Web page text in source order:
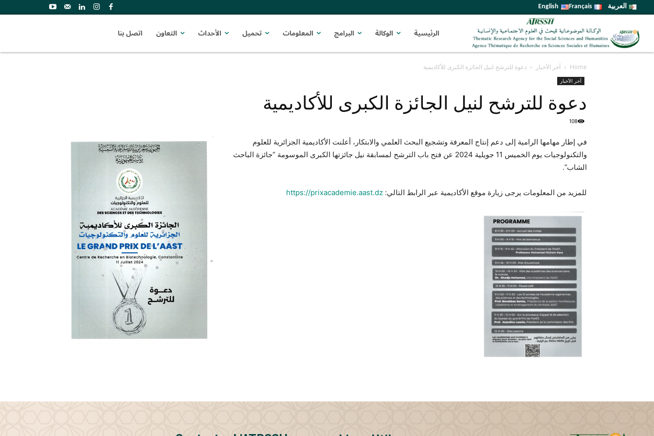
العربية Français
English
الرئيسية الوكالة البرامج المعلومات تحميل الأحداث التعاون اتصل بنا
Home آخر الأخبار دعوة للترشح لنيل الجائزة الكبرى للأكاديمية
آخر الأخبار
دعوة للترشح لنيل الجائزة الكبرى للأكاديمية
108
في إطار مهامها الرامية إلى دعم إنتاج المعرفة وتشجيع البحث العلمي والابتكار، أعلنت الأكاديمية الجزائرية للعلوم
والتكنولوجيات يوم الخميس 11 جويلية 2024 عن فتح باب الترشح لمسابقة نيل جائزتها الكبرى الموسومة “جائزة الباحث
الشاب”.
للمزيد من المعلومات يرجى زيارة موقع الأكاديمية عبر الرابط التالي: https://prixacademie.aast.dz